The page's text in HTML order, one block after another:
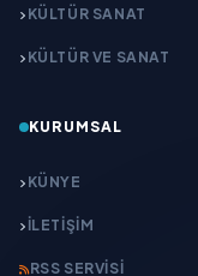
KÜLTÜR SANAT
KÜLTÜR VE SANAT
KURUMSAL
KÜNYE
İLETIŞIM
RSS SERVISI